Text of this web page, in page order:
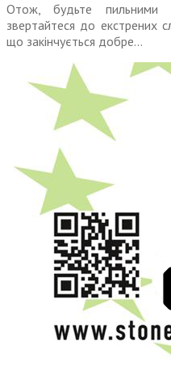
Отож, будьте
звертайтеся до екстрених
що закінчується добре…